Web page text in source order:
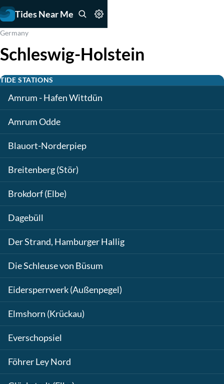
Tides Near Me
Germany
Schleswig-Holstein
TIDE STATIONS
Amrum - Hafen Wittdün
Amrum Odde
Blauort-Norderpiep
Breitenberg (Stör)
Brokdorf (Elbe)
Dagebüll
Der Strand, Hamburger Hallig
Die Schleuse von Büsum
Eidersperrwerk (Außenpegel)
Elmshorn (Krückau)
Everschopsiel
Föhrer Ley Nord